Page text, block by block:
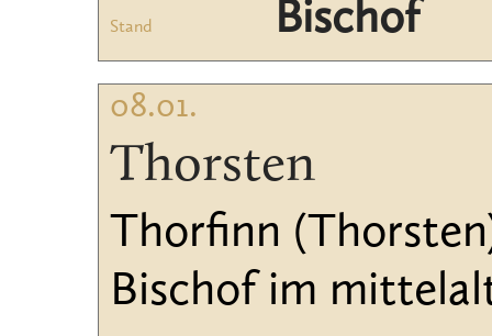
Stand Bischof
08.01.
Thorsten
Thorfinn
Bischof im